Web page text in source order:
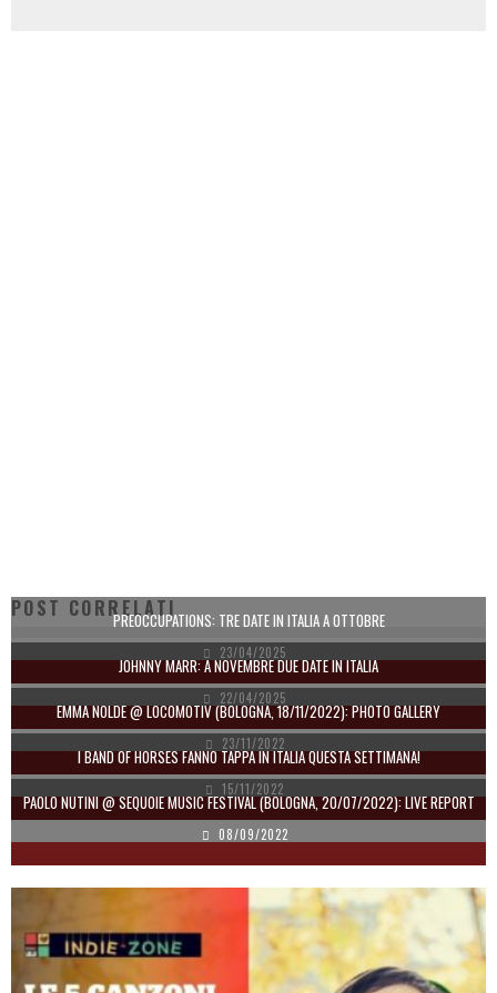
POST CORRELATIPREOCCUPATIONS: TRE DATE IN ITALIA A OTTOBRE
23/04/2025
JOHNNY MARR: A NOVEMBRE DUE DATE IN ITALIA
22/04/2025
EMMA NOLDE @ LOCOMOTIV (BOLOGNA, 18/11/2022): PHOTO GALLERY
23/11/2022
I BAND OF HORSES FANNO TAPPA IN ITALIA QUESTA SETTIMANA!
15/11/2022
PAOLO NUTINI @ SEQUOIE MUSIC FESTIVAL (BOLOGNA, 20/07/2022): LIVE REPORT
08/09/2022